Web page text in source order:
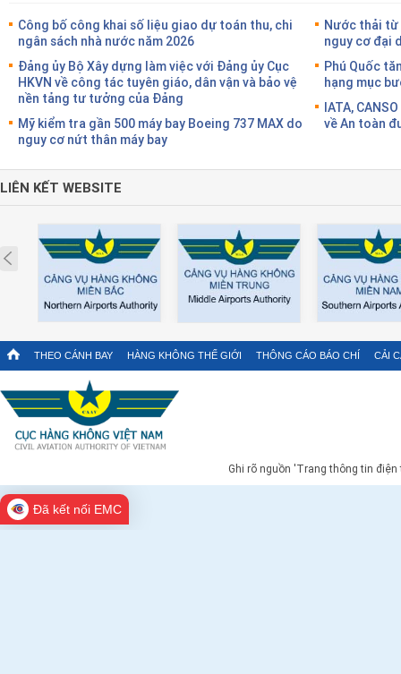
Công bố công khai số liệu giao dự toán thu, chi
ngân sách nhà nước năm 2026
Đảng ủy Bộ Xây dựng làm việc với Đảng ủy Cục
HKVN về công tác tuyên giáo, dân vận và bảo vệ
nền tảng tư tưởng của Đảng
Mỹ kiểm tra gần 500 máy bay Boeing 737 MAX do
nguy cơ nứt thân máy bay
Nước thải từ
nguy cơ đại
Phú Quốc
hạng mục
IATA,
về An toàn
LIÊN KẾT WEBSITE
Prev
THEO CÁNH BAY HÀNG KHÔNG THẾ GIỚI THÔNG CÁO BÁO CHÍ CẢI
Ghi rõ nguồn 'Trang thông tin
Đã kết nối EMC